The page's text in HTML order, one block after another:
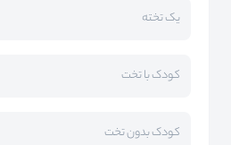
یک تخته
کودک با تخت
کودک بدون تخت